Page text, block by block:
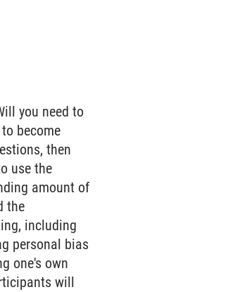
you need to
become
then
use the
amount of
the
including
personal bias
one's own
will